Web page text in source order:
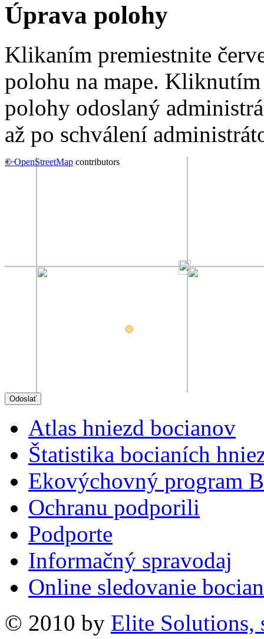
Úprava polohy
Klikaním premiestnite
polohu na mape.
polohy odoslaný
až po schválení
+−
©OpenStreetMap contributors
Atlas hniezd bocianov
Štatistika bocianích
Ekovýchovný program
Ochranu podporili
Podporte
Informačný spravodaj
Online sledovanie
© 2010 by Elite Solutions,